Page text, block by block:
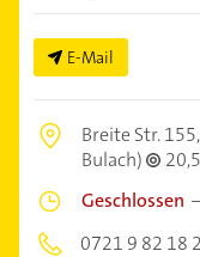
E-Mail
Breite Str. 155,
Bulach)
Geschlossen
0721 9 82 18